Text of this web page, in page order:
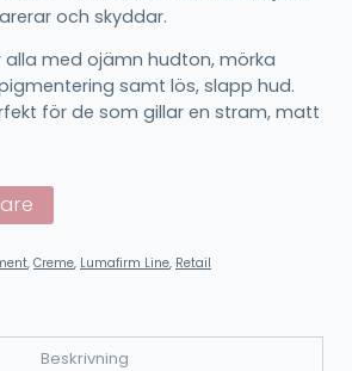
och skyddar.
alla med ojämn hudton, mörka
samt lös, slapp hud.
för de som gillar en stram, matt
, Creme, Lumafirm Line, Retail
Beskrivning